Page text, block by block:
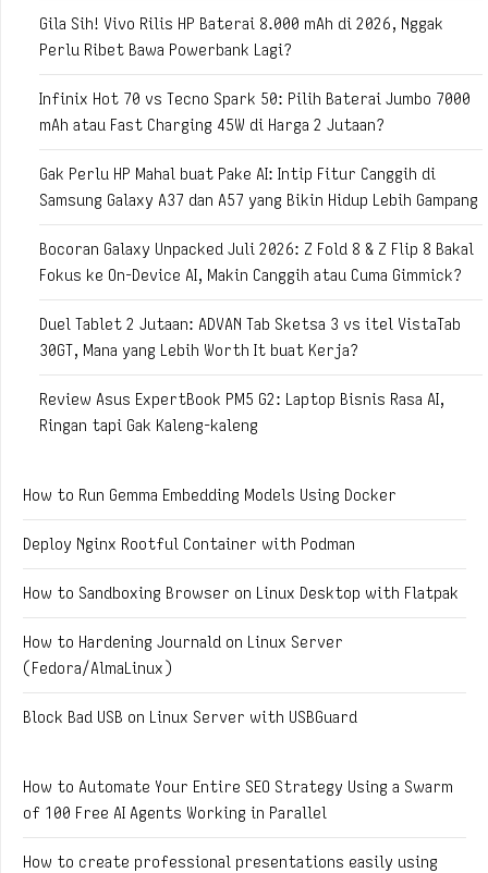
Gila Sih! Vivo Rilis HP Baterai 8.000 mAh di 2026, Nggak
Perlu Ribet Bawa Powerbank Lagi?
Infinix Hot 70 vs Tecno Spark 50: Pilih Baterai Jumbo 7000
mAh atau Fast Charging 45W di Harga 2 Jutaan?
Gak Perlu HP Mahal buat Pake AI: Intip Fitur Canggih di
Samsung Galaxy A37 dan A57 yang Bikin Hidup Lebih Gampang
Bocoran Galaxy Unpacked Juli 2026: Z Fold 8 & Z Flip 8 Bakal
Fokus ke On-Device AI, Makin Canggih atau Cuma Gimmick?
Duel Tablet 2 Jutaan: ADVAN Tab Sketsa 3 vs itel VistaTab
30GT, Mana yang Lebih Worth It buat Kerja?
Review Asus ExpertBook PM5 G2: Laptop Bisnis Rasa AI,
Ringan tapi Gak Kaleng-kaleng
How to Run Gemma Embedding Models Using Docker
Deploy Nginx Rootful Container with Podman
How to Sandboxing Browser on Linux Desktop with Flatpak
How to Hardening Journald on Linux Server
(Fedora/AlmaLinux)
Block Bad USB on Linux Server with USBGuard
How to Automate Your Entire SEO Strategy Using a Swarm
of 100 Free AI Agents Working in Parallel
How to create professional presentations easily using